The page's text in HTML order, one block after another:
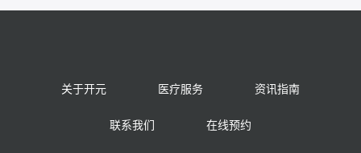
关于开元 医疗服务 资讯指南
联系我们 在线预约